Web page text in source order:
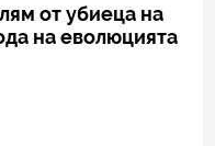
от убиеца на
на еволюцията